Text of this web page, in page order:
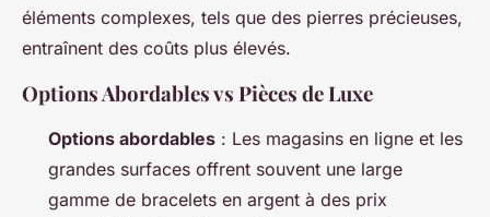
éléments complexes, tels que des pierres précieuses,
entraînent des coûts plus élevés.
Options Abordables vs Pièces de Luxe
Options abordables : Les magasins en ligne et les
grandes surfaces offrent souvent une large
gamme de bracelets en argent à des prix